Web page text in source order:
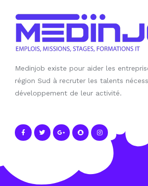
Medinjob existe pour aider les
région Sud à recruter les talents
développement de leur activité.